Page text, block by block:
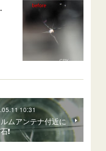
リード
10:31
ムアンテナ付近に
❗️